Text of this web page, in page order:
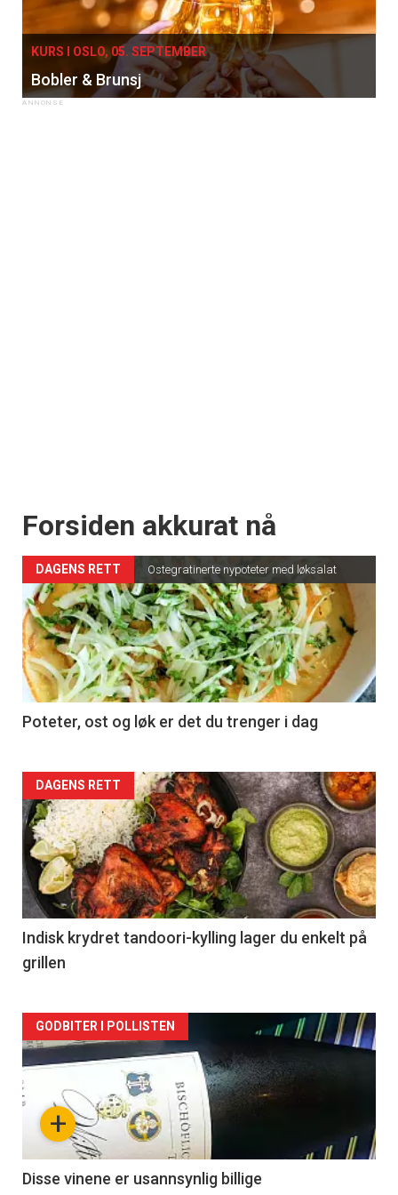
KURS I OSLO, 05. SEPTEMBER
Bobler & Brunsj
Forsiden akkurat nå
DAGENS RETT Ostegratinerte nypoteter med løksalat
Poteter, ost og løk er det du trenger i dag
Forsiden
akkurat
nå
-
2
DAGENS RETT
Indisk krydret tandoori-kylling lager du enkelt på
grillen
Forsiden
akkurat
nå
3
+
GODBITER I POLLISTEN
Disse vinene er usannsynlig billige